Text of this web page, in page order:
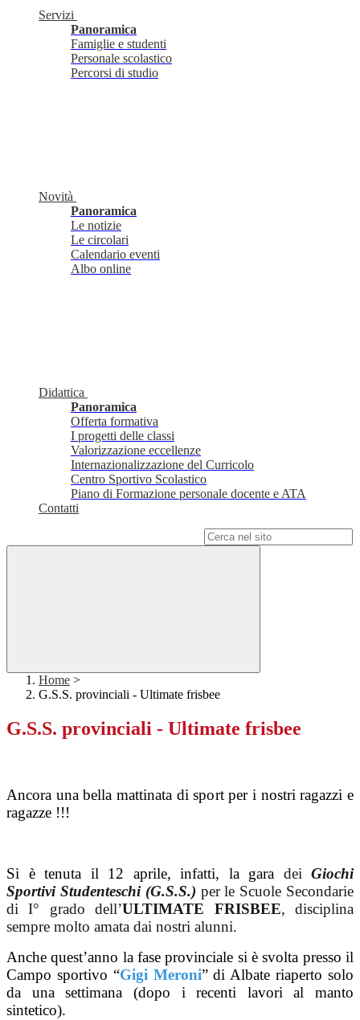
Servizi
Panoramica
Famiglie e studenti
Personale scolastico
Percorsi di studio
Novità
Panoramica
Le notizie
Le circolari
Calendario eventi
Albo online
Didattica
Panoramica
Offerta formativa
I progetti delle classi
Valorizzazione eccellenze
Internazionalizzazione del Curricolo
Centro Sportivo Scolastico
Piano di Formazione personale docente e ATA
Contatti
Home >
G.S.S. provinciali - Ultimate frisbee
G.S.S. provinciali - Ultimate frisbee
Ancora una bella mattinata di sport per i nostri ragazzi e
ragazze !!!
Si è tenuta il 12 aprile, infatti, la gara dei Giochi
Sportivi Studenteschi (G.S.S.) per le Scuole Secondarie
di I° grado dell’ULTIMATE FRISBEE, disciplina
sempre molto amata dai nostri alunni.
Anche quest’anno la fase provinciale si è svolta presso il
Campo sportivo “Gigi Meroni” di Albate riaperto solo
da una settimana (dopo i recenti lavori al manto
sintetico).